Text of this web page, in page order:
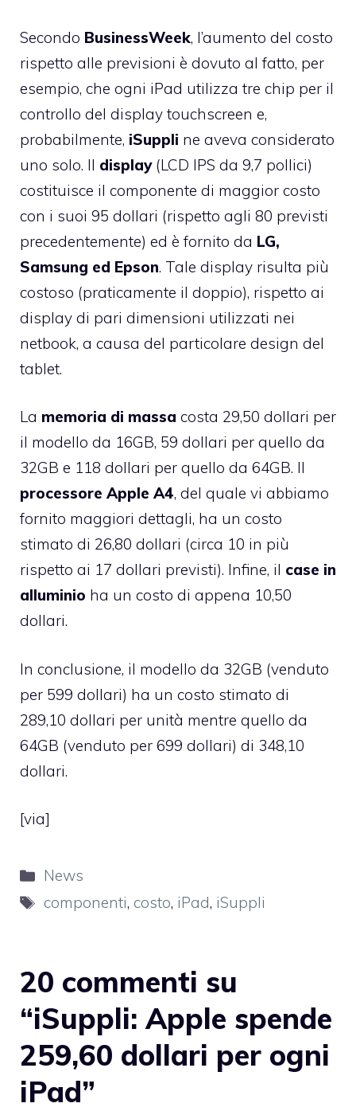
Secondo BusinessWeek, l’aumento del costo
rispetto alle previsioni è dovuto al fatto, per
esempio, che ogni iPad utilizza tre chip per il
controllo del display touchscreen e,
probabilmente, iSuppli ne aveva considerato
uno solo. Il display(LCD IPS da 9,7 pollici)
costituisce il componente di maggior costo
con i suoi 95 dollari (rispetto agli 80 previsti
precedentemente) ed è fornito da LG,
Samsung ed Epson. Tale display risulta più
costoso (praticamente il doppio), rispetto ai
display di pari dimensioni utilizzati nei
netbook, a causa del particolare design del
tablet.
La memoria di massa costa 29,50 dollari per
il modello da 16GB, 59 dollari per quello da
32GB e 118 dollari per quello da 64GB. Il
processore Apple A4, del quale vi abbiamo
fornito maggiori dettagli, ha un costo
stimato di 26,80 dollari (circa 10 in più
rispetto ai 17 dollari previsti). Infine, il case in
alluminio ha un costo di appena 10,50
dollari.
In conclusione, il modello da 32GB (venduto
per 599 dollari) ha un costo stimato di
289,10 dollari per unità mentre quello da
64GB (venduto per 699 dollari) di 348,10
dollari.
[via]
Categorie
News
Tag
componenti, costo, iPad, iSuppli
20 commenti su
“iSuppli: Apple spende
259,60 dollari per ogni
iPad”